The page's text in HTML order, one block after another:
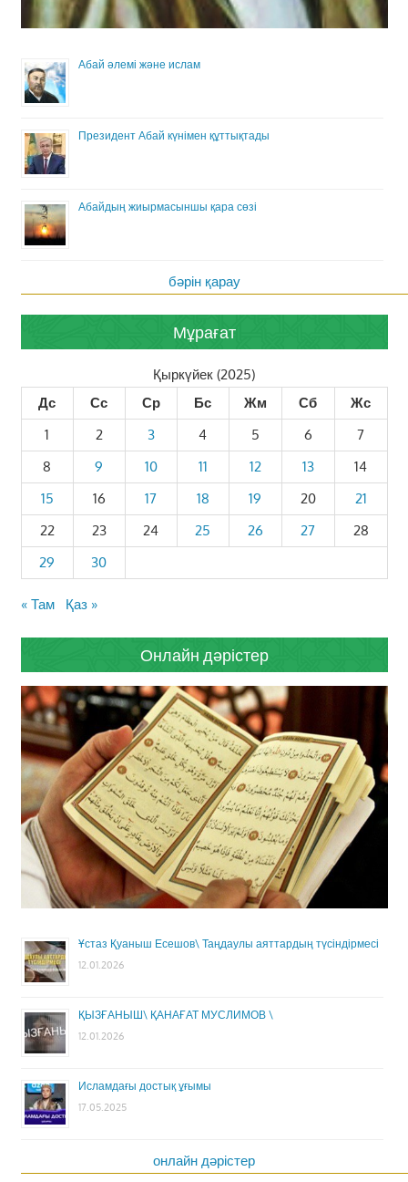
Абай әлемі және ислам
Президент Абай күнімен құттықтады
Абайдың жиырмасыншы қара сөзі
бәрін қарау
Мұрағат
Қыркүйек (2025)
Дс
Сс Ср Бс Жм Сб
Жс
1
2 3 4 5 6
7
8
9 10 11 12 13
14
15
16 17 18 19 20
21
22
23 24 25 26 27
28
29
30
« Там Қаз »
Онлайн дәрістер
Ұстаз Қуаныш Есешов\ Таңдаулы аяттардың түсіндірмесі
12.01.2026
ҚЫЗҒАНЫШ\ ҚАНАҒАТ МУСЛИМОВ \
12.01.2026
Исламдағы достық ұғымы
17.05.2025
онлайн дәрістер